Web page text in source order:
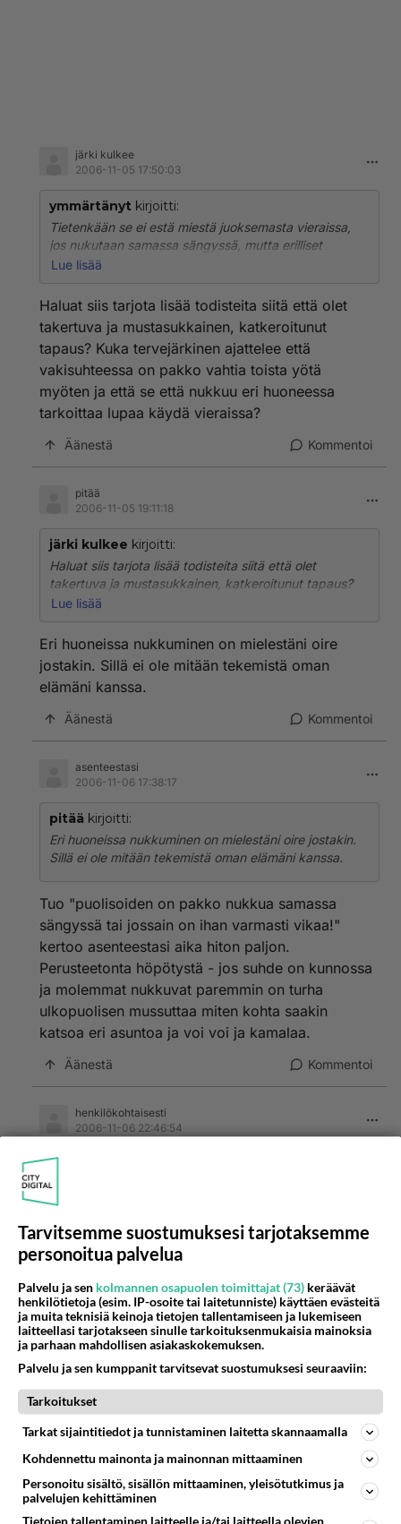
järki kulkee
2006-11-05 17:50:03
ymmärtänyt kirjoitti:
Tietenkään se ei estä miestä juoksemasta vieraissa,
jos nukutaan samassa sängyssä, mutta erilliset
huoneet on jo selvää tyrkyttämistä miehen
siitä, ettei nukuta enää samassa huoneessa, joten sitä
ollaan ikäänkuin puoliksi vapaalla jalalla. Keski-ikäinen
nainen haluaa ennenkaikkea säilyttää sen vanhan
turvallisen suhteen, jonka eteen on nähnyt niin paljon
vaivaa ja tehnyt uhrauksia, vaikka liitto ei olisi enää
kovin toimivakaan.
Lue lisää
Haluat siis tarjota lisää todisteita siitä että olet
takertuva ja mustasukkainen, katkeroitunut
tapaus? Kuka tervejärkinen ajattelee että
vakisuhteessa on pakko vahtia toista yötä
myöten ja että se että nukkuu eri huoneessa
tarkoittaa lupaa käydä vieraissa?
Äänestä Kommentoi
pitää
2006-11-05 19:11:18
järki kulkee kirjoitti:
Haluat siis tarjota lisää todisteita siitä että olet
takertuva ja mustasukkainen, katkeroitunut tapaus?
Kuka tervejärkinen ajattelee että vakisuhteessa on
eri huoneessa tarkoittaa lupaa käydä vieraissa?
Lue lisää
Eri huoneissa nukkuminen on mielestäni oire
jostakin. Sillä ei ole mitään tekemistä oman
elämäni kanssa.
Äänestä Kommentoi
asenteestasi
2006-11-06 17:38:17
pitää kirjoitti:
Eri huoneissa nukkuminen on mielestäni oire jostakin.
Sillä ei ole mitään tekemistä oman elämäni kanssa.
Tuo "puolisoiden on pakko nukkua samassa
sängyssä tai jossain on ihan varmasti vikaa!"
kertoo asenteestasi aika hiton paljon.
Perusteetonta höpötystä - jos suhde on kunnossa
ja molemmat nukkuvat paremmin on turha
ulkopuolisen mussuttaa miten kohta saakin
katsoa eri asuntoa ja voi voi ja kamalaa.
Äänestä Kommentoi
henkilökohtaisesti
2006-11-06 22:46:54
asenteestasi
Tuo "puolisoiden on pakko nukkua samassa sängyssä
tai jossain on ihan varmasti vikaa!" kertoo asenteestasi
on kunnossa ja molemmat nukkuvat paremmin on
turha ulkopuolisen mussuttaa miten kohta saakin
Lue lisää
ei ole mikään pakko, mutta se kertoo enemmän
kuin mikään muu
Äänestä Kommentoi
kertakaikkiaan
sillä kuorsaaja tekee suoraan sanottuna toisen
valehtelee."Lepoa ja rauhaa", niitä ihminen kaipaa
yöllä, varsinkin näin viisikymppisenä, kun
vaihdevuodet on päällä.Miten tärkeää onkaan
Tarvitsemme suostumuksesi tarjotaksemme
personoitua palvelua
Palvelu ja sen kolmannen osapuolen toimittajat (73) keräävät
henkilötietoja (esim. IP-osoite tai laitetunniste) käyttäen evästeitä
ja muita teknisiä keinoja tietojen tallentamiseen ja lukemiseen
laitteellasi tarjotakseen sinulle tarkoituksenmukaisia mainoksia
ja parhaan mahdollisen asiakaskokemuksen.
Palvelu ja sen kumppanit tarvitsevat suostumuksesi seuraaviin:
Tarkoitukset
Tarkat sijaintitiedot ja tunnistaminen laitetta skannaamalla
Kohdennettu mainonta ja mainonnan mittaaminen
Personoitu sisältö, sisällön mittaaminen, yleisötutkimus ja
palvelujen kehittäminen